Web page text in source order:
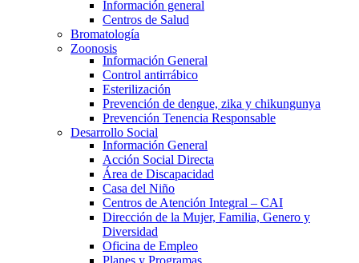
Información general
Centros de Salud
Bromatología
Zoonosis
Información General
Control antirrábico
Esterilización
Prevención de dengue, zika y chikungunya
Prevención Tenencia Responsable
Desarrollo Social
Información General
Acción Social Directa
Área de Discapacidad
Casa del Niño
Centros de Atención Integral – CAI
Dirección de la Mujer, Familia, Genero y
Diversidad
Oficina de Empleo
Planes y Programas